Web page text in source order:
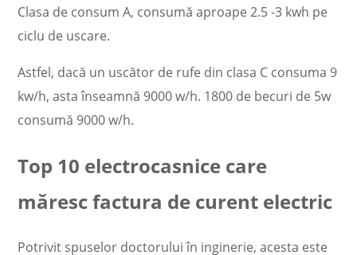
Clasa de consum A, consumă aproape 2.5 -3 kwh pe
ciclu de uscare.
Astfel, dacă un uscător de rufe din clasa C consuma 9
kw/h, asta înseamnă 9000 w/h. 1800 de becuri de 5w
consumă 9000 w/h.
Top 10 electrocasnice care
măresc factura de curent electric
Potrivit spuselor doctorului în inginerie, acesta este